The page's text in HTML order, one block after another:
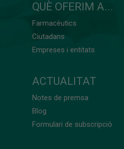
QUÈ OFERIM A...
Farmacèutics
Ciutadans
Empreses i entitats
ACTUALITAT
Notes de premsa
Blog
Formulari de subscripció